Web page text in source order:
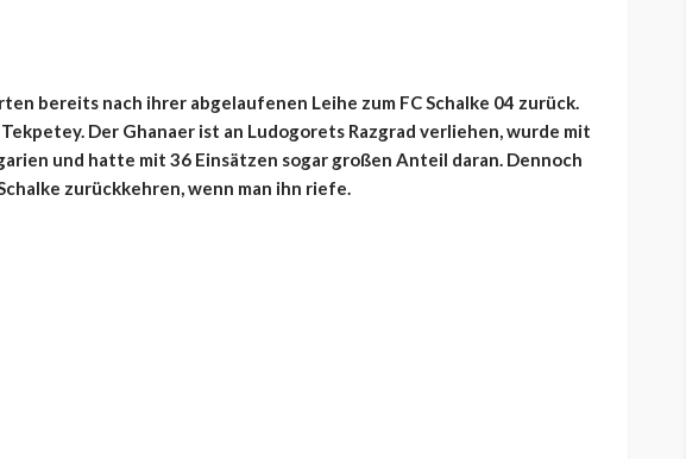
bereits nach ihrer abgelaufenen Leihe zum FC Schalke 04 zurück.
Der Ghanaer ist an Ludogorets Razgrad verliehen, wurde mit
und hatte mit 36 Einsätzen sogar großen Anteil daran. Dennoch
zurückkehren, wenn man ihn riefe.